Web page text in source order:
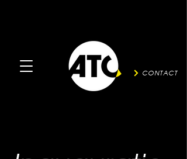
CONTACT